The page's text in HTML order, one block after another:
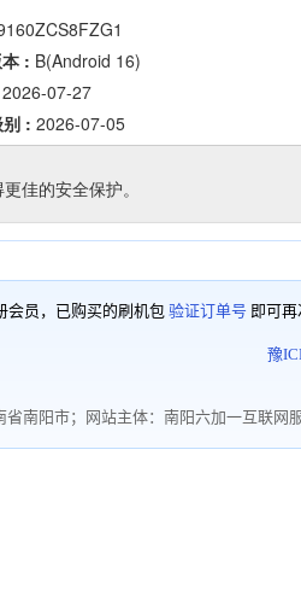
会员，已购买的刷机包 验证订单号 即可
豫
省南阳市；网站主体：南阳六加一互联